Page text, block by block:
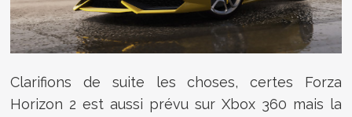
Clarifions de suite les choses, certes Forza
Horizon 2 est aussi prévu sur Xbox 360 mais la